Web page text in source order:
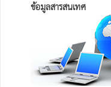
ข้อมูลสารสนเทศ